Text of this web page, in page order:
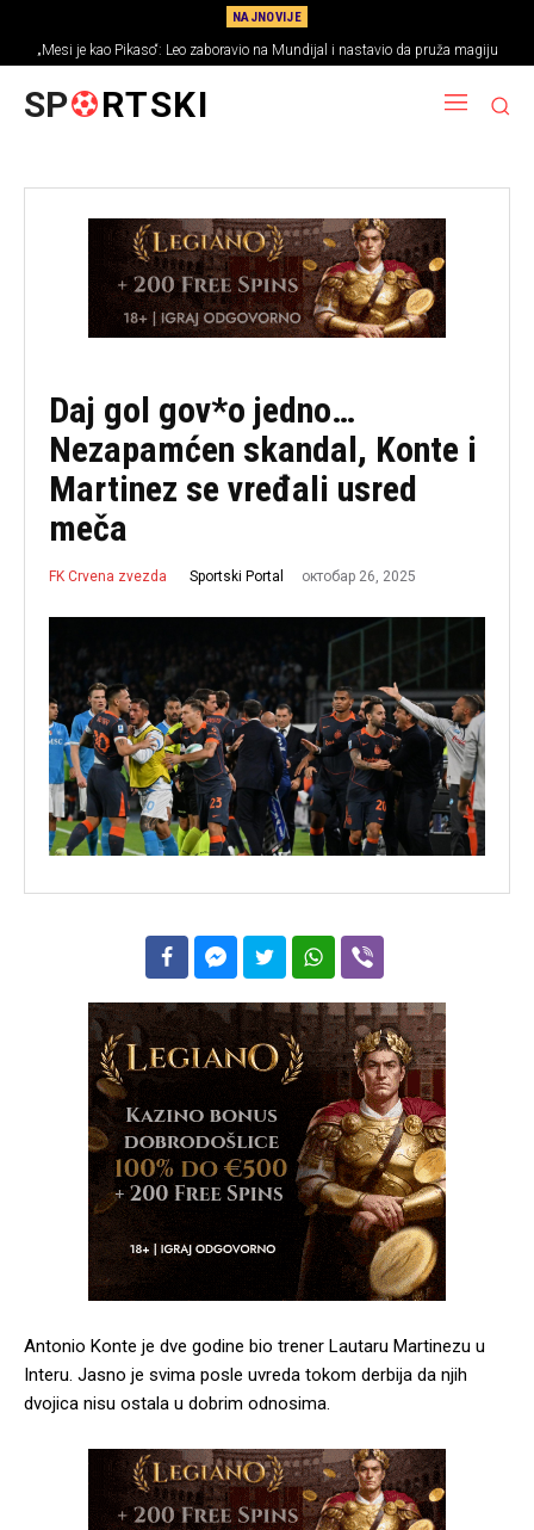
NAJNOVIJE
Omri Glazer doživeo saobraćajnu nesreću!
„Mesi je kao Pikaso“: Leo zaboravio na Mundijal i nastavio da pruža magiju
(VIDEO)
SP RTSKI
Daj gol gov*o jedno…
Nezapamćen skandal, Konte i
Martinez se vređali usred
meča
FK Crvena zvezda Sportski Portal октобар 26, 2025
Antonio Konte je dve godine bio trener Lautaru Martinezu u
Interu. Jasno je svima posle uvreda tokom derbija da njih
dvojica nisu ostala u dobrim odnosima.